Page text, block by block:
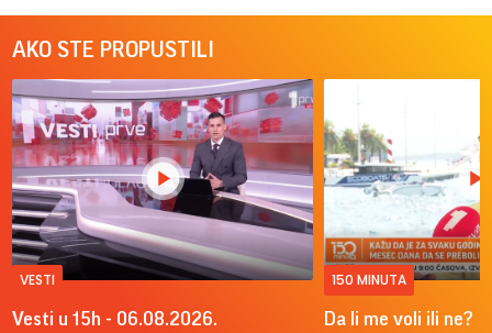
AKO STE PROPUSTILI
VESTI
Vesti u 15h - 06.08.2026.
150 MINUTA
Da li me voli ili ne?